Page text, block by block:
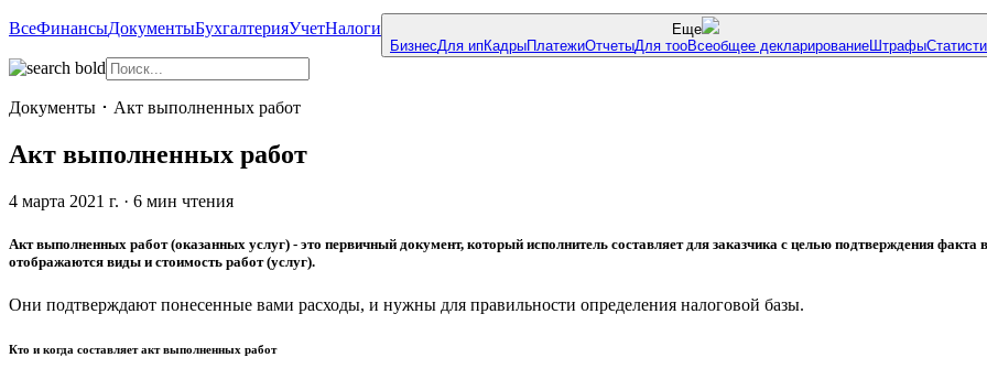
ВсеФинансыДокументыБухгалтерияУчетНалоги
Еще
БизнесДля ипКадрыПлатежиОтчетыДля тооВсеобщее декларирование Штрафы
Документы ･ Акт выполненных работ
Акт выполненных работ
4 марта 2021 г. · 6 мин чтения
Акт выполненных работ (оказанных услуг) - это первичный документ, который исполнитель составляет для заказчика с целью подтверждения
отображаются виды и стоимость работ (услуг).
Они подтверждают понесенные вами расходы, и нужны для правильности определения налоговой базы.
Кто и когда составляет акт выполненных работ